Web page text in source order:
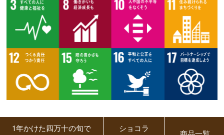
1年かけた四万十の旬で
ショコラ